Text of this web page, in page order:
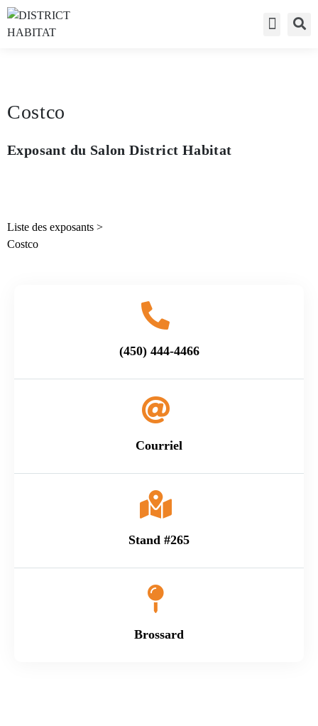
Costco
Exposant du Salon District Habitat
Liste des exposants >
Costco
(450) 444-4466
Courriel
Stand #265
Brossard